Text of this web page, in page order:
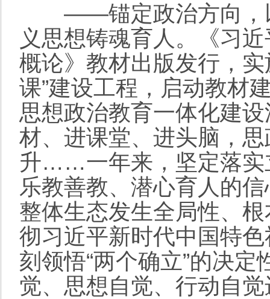
——锚定政治方向，以
义思想铸魂育人。《习
概论》教材出版发行，实
课”建设工程，启动教材
思想政治教育一体化建
材、进课堂、进头脑，
升……一年来，坚定落实
乐教善教、潜心育人的
整体生态发生全局性、
彻习近平新时代中国特
刻领悟“两个确立”的决定
觉、思想自觉、行动自